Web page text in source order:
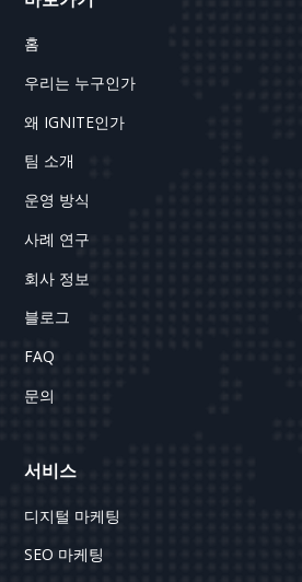
홈
우리는 누구인가
왜 IGNITE인가
팀 소개
운영 방식
사례 연구
회사 정보
블로그
FAQ
문의
서비스
디지털 마케팅
SEO 마케팅